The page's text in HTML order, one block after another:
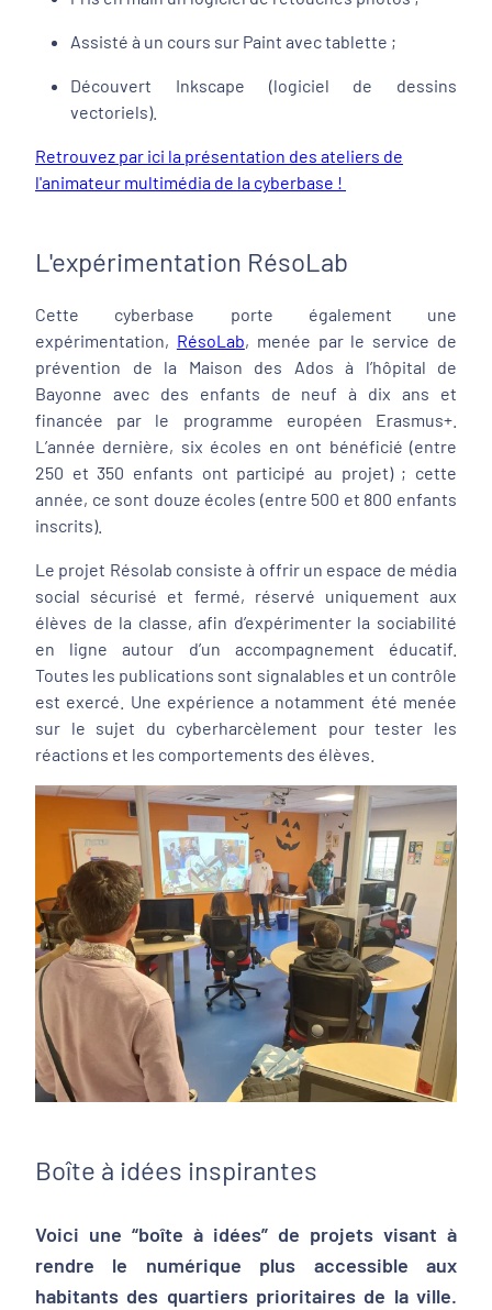
Assisté à un cours sur Paint avec tablette ;
Découvert Inkscape (logiciel de dessins
vectoriels).
Retrouvez par ici la présentation des ateliers de
l'animateur multimédia de la cyberbase !
L'expérimentation RésoLab
Cette cyberbase porte également une
expérimentation, RésoLab, menée par le service de
prévention de la Maison des Ados à l’hôpital de
Bayonne avec des enfants de neuf à dix ans et
financée par le programme européen Erasmus+.
L’année dernière, six écoles en ont bénéficié (entre
250 et 350 enfants ont participé au projet) ; cette
année, ce sont douze écoles (entre 500 et 800 enfants
inscrits).
Le projet Résolab consiste à offrir un espace de média
social sécurisé et fermé, réservé uniquement aux
élèves de la classe, afin d’expérimenter la sociabilité
en ligne autour d’un accompagnement éducatif.
Toutes les publications sont signalables et un contrôle
est exercé. Une expérience a notamment été menée
sur le sujet du cyberharcèlement pour tester les
réactions et les comportements des élèves.
Boîte à idées inspirantes
Voici une “boîte à idées” de projets visant à
rendre le numérique plus accessible aux
habitants des quartiers prioritaires de la ville.